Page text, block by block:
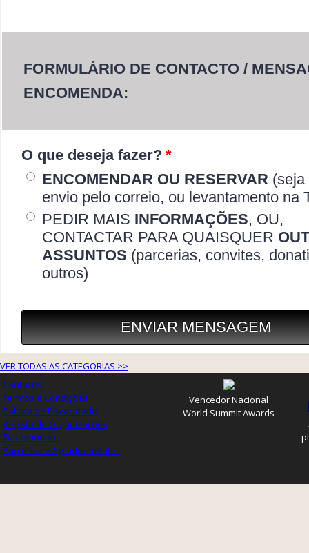
VER TODAS AS CATEGORIAS >>
Contactos
Termos e Condições
Política de Privacidade
Registo de Organizações
Testemunhos
Parcerias e Agradecimentos
Vencedor Nacional
World Summit Awards